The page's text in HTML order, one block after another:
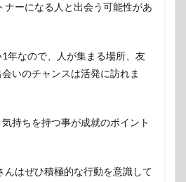
ナーになる人と出会う可能性があ
年なので、人が集まる場所、友
いのチャンスは活発に訪れま
気持ちを持つ事が成就のポイント
んはぜひ積極的な行動を意識して